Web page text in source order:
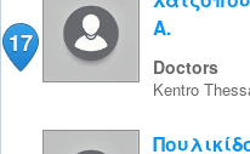
17
Α.
Doctors
Kentro